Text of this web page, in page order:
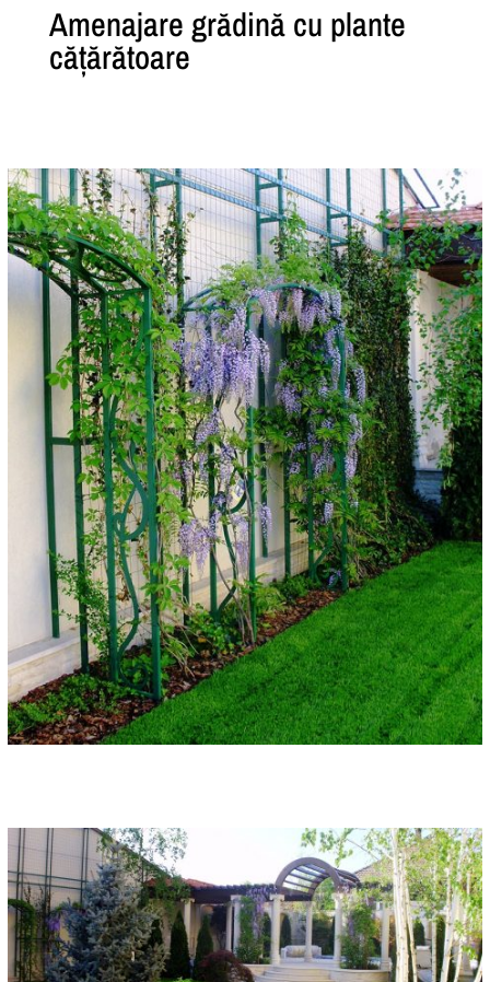
Amenajare grădină cu plante
cățărătoare